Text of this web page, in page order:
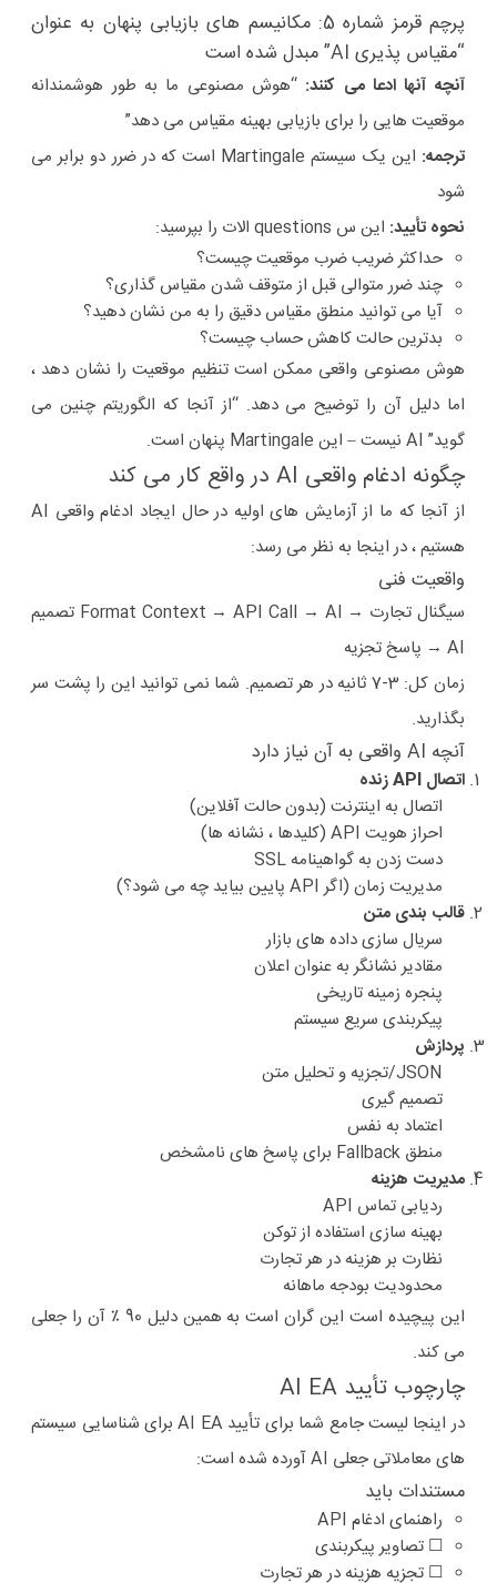
پرچم قرمز شماره 5: مکانیسم های بازیابی پنهان به عنوان
“مقیاس پذیری AI” مبدل شده است
آنچه آنها ادعا می کنند: “هوش مصنوعی ما به طور هوشمندانه
موقعیت هایی را برای بازیابی بهینه مقیاس می دهد”
ترجمه:
این یک سیستم Martingale است که در ضرر دو برابر می
شود
نحوه تأیید: این س questions الات را بپرسید:
حداکثر ضریب ضرب موقعیت چیست؟
چند ضرر متوالی قبل از متوقف شدن مقیاس گذاری؟
آیا می توانید منطق مقیاس دقیق را به من نشان دهید؟
بدترین حالت کاهش حساب چیست؟
هوش مصنوعی واقعی ممکن است تنظیم موقعیت را نشان دهد ،
اما دلیل آن را توضیح می دهد. “از آنجا که الگوریتم چنین می
گوید” AI نیست – این Martingale پنهان است.
چگونه ادغام واقعی AI در واقع کار می کند
از آنجا که ما از آزمایش های اولیه در حال ایجاد ادغام واقعی AI
هستیم ، در اینجا به نظر می رسد:
واقعیت فنی
سیگنال تجارت → Format Context → API Call → AI تصمیم
AI → پاسخ تجزیه
زمان کل: 3-7 ثانیه در هر تصمیم. شما نمی توانید این را پشت سر
بگذارید.
آنچه AI واقعی به آن نیاز دارد
اتصال API زنده
اتصال به اینترنت (بدون حالت آفلاین)
احراز هویت API (کلیدها ، نشانه ها)
دست زدن به گواهینامه SSL
مدیریت زمان (اگر API پایین بیاید چه می شود؟)
قالب بندی متن
سریال سازی داده های بازار
مقادیر نشانگر به عنوان اعلان
پنجره زمینه تاریخی
پیکربندی سریع سیستم
پردازش
JSON/تجزیه و تحلیل متن
تصمیم گیری
اعتماد به نفس
منطق Fallback برای پاسخ های نامشخص
مدیریت هزینه
ردیابی تماس API
بهینه سازی استفاده از توکن
نظارت بر هزینه در هر تجارت
محدودیت بودجه ماهانه
این پیچیده است این گران است به همین دلیل 90 ٪ آن را جعلی
می کند.
چارچوب تأیید AI EA
در اینجا لیست جامع شما برای تأیید AI EA برای شناسایی سیستم
های معاملاتی جعلی AI آورده شده است:
مستندات باید
راهنمای ادغام API
☐ تصاویر پیکربندی
☐ تجزیه هزینه در هر تجارت